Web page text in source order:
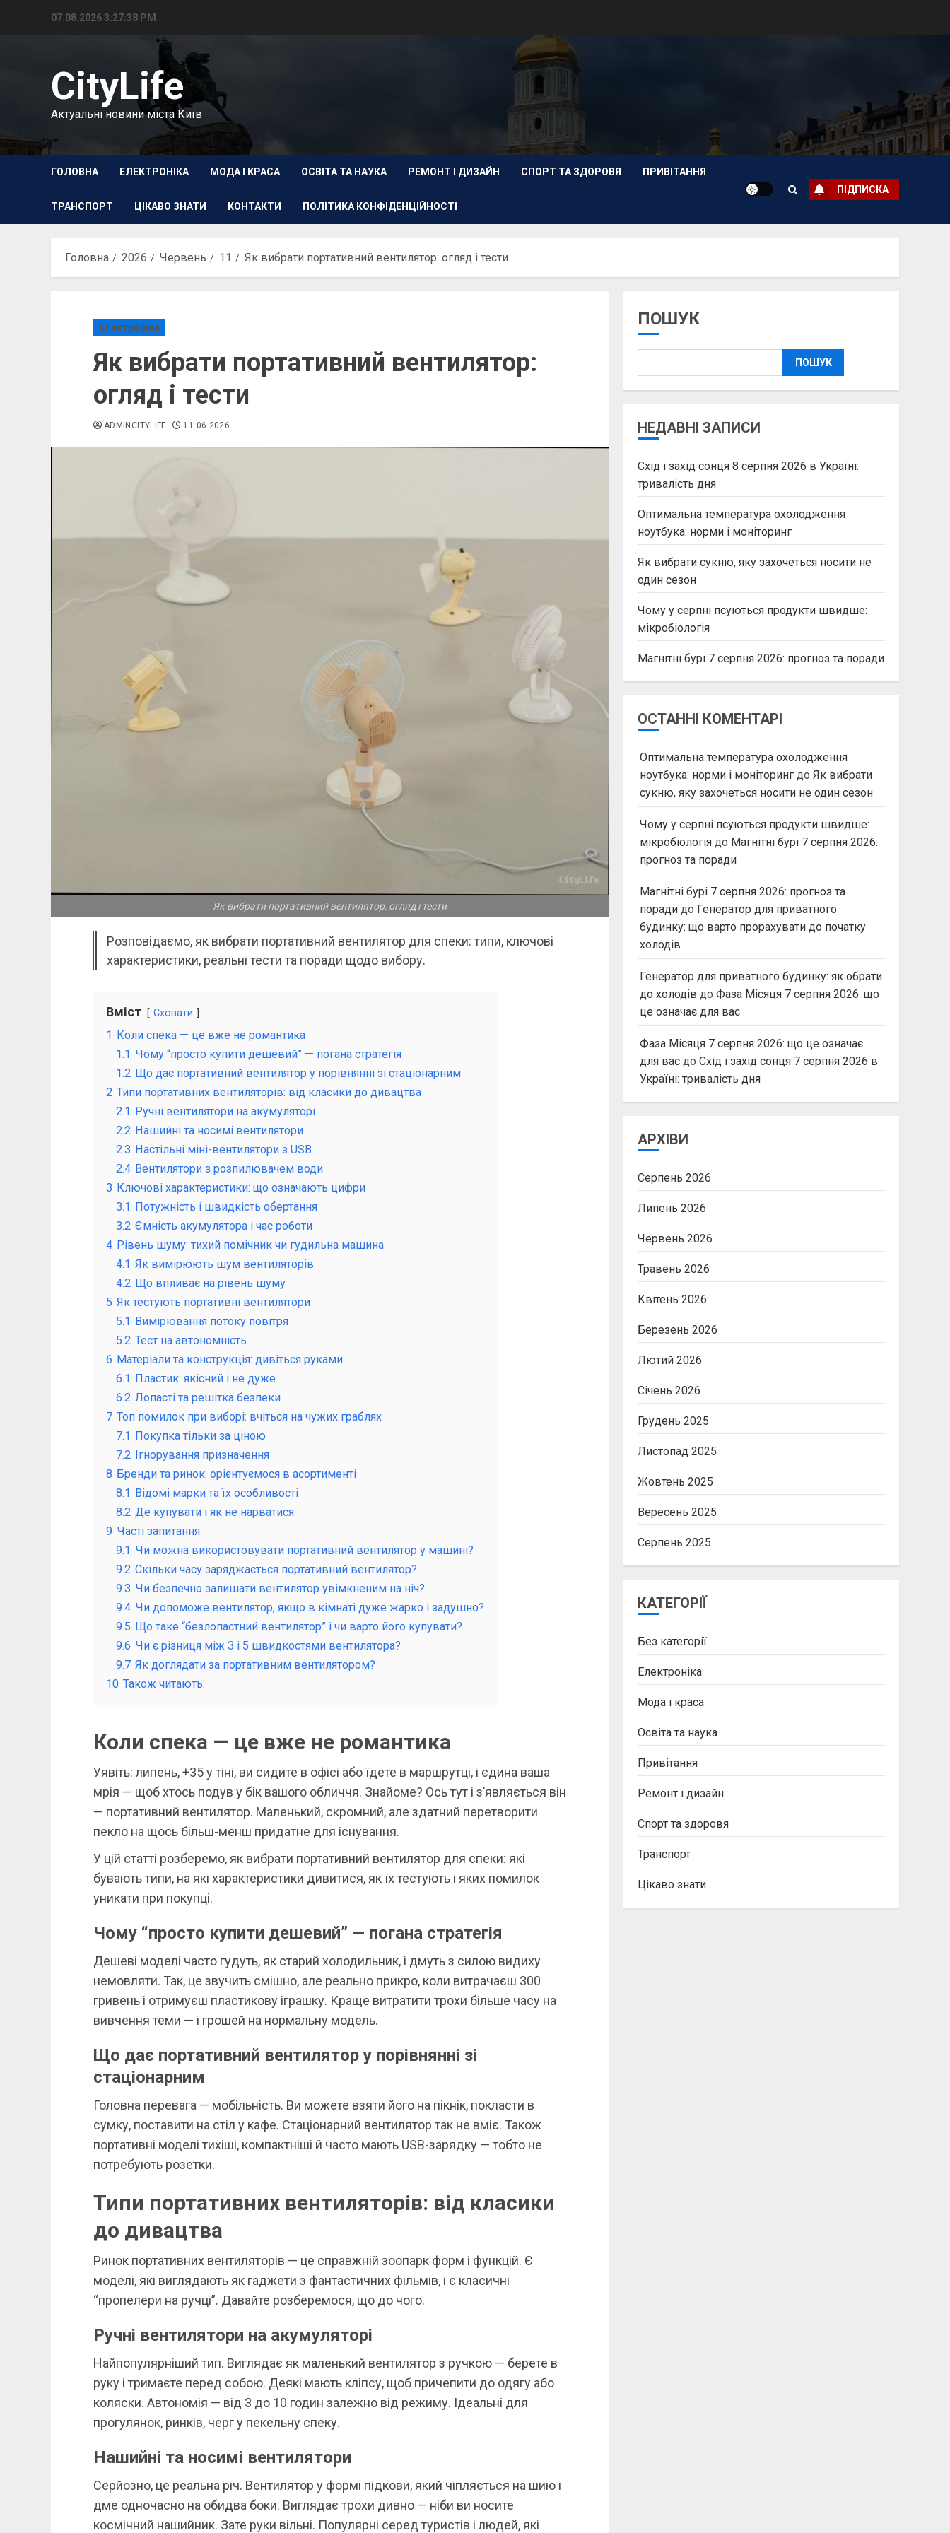
07.08.2026 3:27:39 PM
CityLife
Актуальні новини міста Київ
ГОЛОВНА ЕЛЕКТРОНІКА МОДА І КРАСА ОСВІТА ТА НАУКА РЕМОНТ І ДИЗАЙН СПОРТ ТА ЗДОРОВЯ ПРИВІТАННЯ
ТРАНСПОРТ ЦІКАВО ЗНАТИ КОНТАКТИ ПОЛІТИКА КОНФІДЕНЦІЙНОСТІ
ПІДПИСКА
Головна 2026 Червень 11 Як вибрати портативний вентилятор: огляд і тести
Електроніка
Як вибрати портативний вентилятор:
огляд і тести
ADMINCITYLIFE 11.06.2026
Як вибрати портативний вентилятор: огляд і тести
Розповідаємо, як вибрати портативний вентилятор для спеки: типи, ключові
характеристики, реальні тести та поради щодо вибору.
Вміст Сховати
1 Коли спека — це вже не романтика
1.1 Чому “просто купити дешевий” — погана стратегія
1.2 Що дає портативний вентилятор у порівнянні зі стаціонарним
2 Типи портативних вентиляторів: від класики до дивацтва
2.1 Ручні вентилятори на акумуляторі
2.2 Нашийні та носимі вентилятори
2.3 Настільні міні-вентилятори з USB
2.4 Вентилятори з розпилювачем води
3 Ключові характеристики: що означають цифри
3.1 Потужність і швидкість обертання
3.2 Ємність акумулятора і час роботи
4 Рівень шуму: тихий помічник чи гудильна машина
4.1 Як вимірюють шум вентиляторів
4.2 Що впливає на рівень шуму
5 Як тестують портативні вентилятори
5.1 Вимірювання потоку повітря
5.2 Тест на автономність
6 Матеріали та конструкція: дивіться руками
6.1 Пластик: якісний і не дуже
6.2 Лопасті та решітка безпеки
7 Топ помилок при виборі: вчіться на чужих граблях
7.1 Покупка тільки за ціною
7.2 Ігнорування призначення
8 Бренди та ринок: орієнтуємося в асортименті
8.1 Відомі марки та їх особливості
8.2 Де купувати і як не нарватися
9 Часті запитання
9.1 Чи можна використовувати портативний вентилятор у машині?
9.2 Скільки часу заряджається портативний вентилятор?
9.3 Чи безпечно залишати вентилятор увімкненим на ніч?
9.4 Чи допоможе вентилятор, якщо в кімнаті дуже жарко і задушно?
9.5 Що таке “безлопастний вентилятор” і чи варто його купувати?
9.6 Чи є різниця між 3 і 5 швидкостями вентилятора?
9.7 Як доглядати за портативним вентилятором?
10 Також читають:
Коли спека — це вже не романтика
Уявіть: липень, +35 у тіні, ви сидите в офісі або їдете в маршрутці, і єдина ваша
мрія — щоб хтось подув у бік вашого обличчя. Знайоме? Ось тут і з’являється він
— портативний вентилятор. Маленький, скромний, але здатний перетворити
пекло на щось більш-менш придатне для існування.
У цій статті розберемо, як вибрати портативний вентилятор для спеки: які
бувають типи, на які характеристики дивитися, як їх тестують і яких помилок
уникати при покупці.
Чому “просто купити дешевий” — погана стратегія
Дешеві моделі часто гудуть, як старий холодильник, і дмуть з силою видиху
немовляти. Так, це звучить смішно, але реально прикро, коли витрачаєш 300
гривень і отримуєш пластикову іграшку. Краще витратити трохи більше часу на
вивчення теми — і грошей на нормальну модель.
Що дає портативний вентилятор у порівнянні зі
стаціонарним
Головна перевага — мобільність. Ви можете взяти його на пікнік, покласти в
сумку, поставити на стіл у кафе. Стаціонарний вентилятор так не вміє. Також
портативні моделі тихіші, компактніші й часто мають USB-зарядку — тобто не
потребують розетки.
Типи портативних вентиляторів: від класики
до дивацтва
Ринок портативних вентиляторів — це справжній зоопарк форм і функцій. Є
моделі, які виглядають як гаджети з фантастичних фільмів, і є класичні
“пропелери на ручці”. Давайте розберемося, що до чого.
Ручні вентилятори на акумуляторі
Найпопулярніший тип. Виглядає як маленький вентилятор з ручкою — берете в
руку і тримаєте перед собою. Деякі мають кліпсу, щоб причепити до одягу або
коляски. Автономія — від 3 до 10 годин залежно від режиму. Ідеальні для
прогулянок, ринків, черг у пекельну спеку.
Нашийні та носимі вентилятори
Серйозно, це реальна річ. Вентилятор у формі підкови, який чіпляється на шию і
дме одночасно на обидва боки. Виглядає трохи дивно — ніби ви носите
космічний нашийник. Зате руки вільні. Популярні серед туристів і людей, які
ПОШУК
ПОШУК
НЕДАВНІ ЗАПИСИ
Схід і захід сонця 8 серпня 2026 в Україні:
тривалість дня
Оптимальна температура охолодження
ноутбука: норми і моніторинг
Як вибрати сукню, яку захочеться носити не
один сезон
Чому у серпні псуються продукти швидше:
мікробіологія
Магнітні бурі 7 серпня 2026: прогноз та поради
ОСТАННІ КОМЕНТАРІ
Оптимальна температура охолодження
ноутбука: норми і моніторингдо Як вибрати
сукню, яку захочеться носити не один сезон
Чому у серпні псуються продукти швидше:
мікробіологіядо Магнітні бурі 7 серпня 2026:
прогноз та поради
Магнітні бурі 7 серпня 2026: прогноз та
порадидо Генератор для приватного
будинку: що варто прорахувати до початку
холодів
Генератор для приватного будинку: як обрати
до холодів до Фаза Місяця 7 серпня 2026: що
це означає для вас
Фаза Місяця 7 серпня 2026: що це означає
для васдо Схід і захід сонця 7 серпня 2026 в
Україні: тривалість дня
АРХІВИ
Серпень 2026
Липень 2026
Червень 2026
Травень 2026
Квітень 2026
Березень 2026
Лютий 2026
Січень 2026
Грудень 2025
Листопад 2025
Жовтень 2025
Вересень 2025
Серпень 2025
КАТЕГОРІЇ
Без категорії
Електроніка
Мода і краса
Освіта та наука
Привітання
Ремонт і дизайн
Спорт та здоровя
Транспорт
Цікаво знати